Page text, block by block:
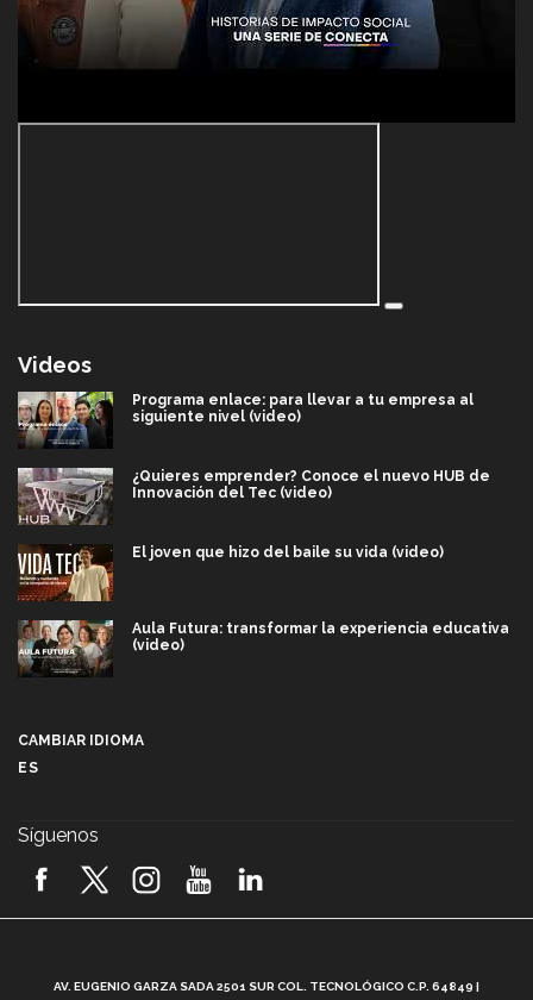
Videos
Programa enlace: para llevar a tu empresa al
siguiente nivel (video)
¿Quieres emprender? Conoce el nuevo HUB de
Innovación del Tec (video)
El joven que hizo del baile su vida (video)
Aula Futura: transformar la experiencia educativa
(video)
2026! (video)
CAMBIAR IDIOMA
ES
Síguenos
AV. EUGENIO GARZA SADA 2501 SUR COL. TECNOLÓGICO C.P. 64849 |